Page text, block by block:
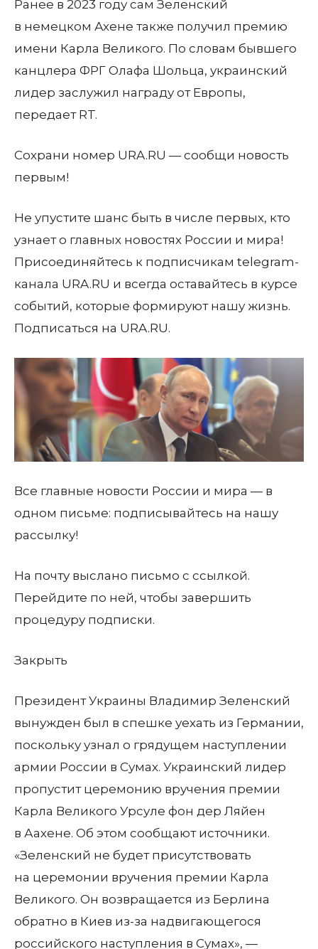
Ранее в 2023 году сам Зеленский
в немецком Ахене также получил премию
имени Карла Великого. По словам бывшего
канцлера ФРГ Олафа Шольца, украинский
лидер заслужил награду от Европы,
передает RT.
Сохрани номер URA.RU — сообщи новость
первым!
Не упустите шанс быть в числе первых, кто
узнает о главных новостях России и мира!
Присоединяйтесь к подписчикам telegram-
канала URA.RU и всегда оставайтесь в курсе
событий, которые формируют нашу жизнь.
Подписаться на URA.RU.
Все главные новости России и мира — в
одном письме: подписывайтесь на нашу
рассылку!
На почту выслано письмо с ссылкой.
Перейдите по ней, чтобы завершить
процедуру подписки.
Закрыть
Президент Украины Владимир Зеленский
вынужден был в спешке уехать из Германии,
поскольку узнал о грядущем наступлении
армии России в Сумах. Украинский лидер
пропустит церемонию вручения премии
Карла Великого Урсуле фон дер Ляйен
в Аахене. Об этом сообщают источники.
«Зеленский не будет присутствовать
на церемонии вручения премии Карла
Великого. Он возвращается из Берлина
обратно в Киев из-за надвигающегося
российского наступления в Сумах», —